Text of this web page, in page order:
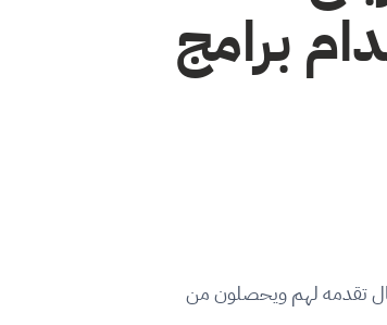
برامج
فعّال تقدمه لهم ويحصلون من